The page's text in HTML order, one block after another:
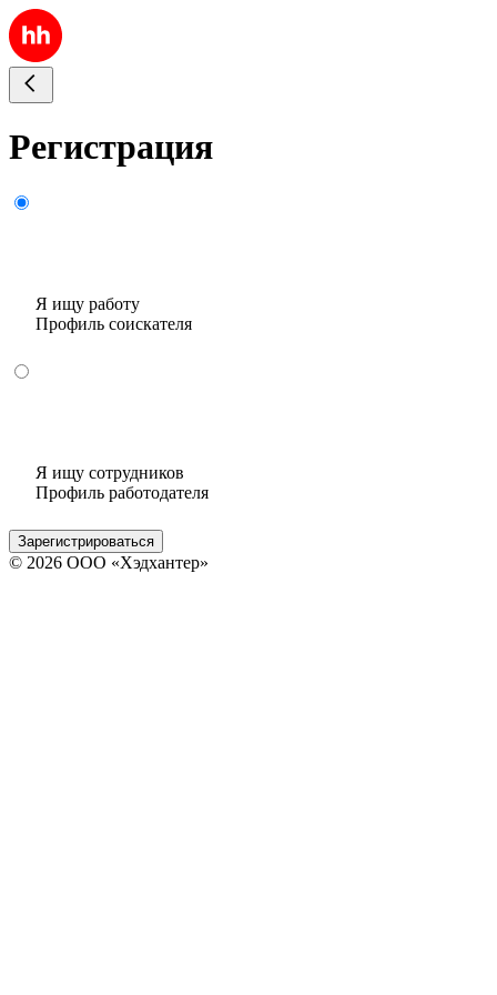
Регистрация
Я ищу работу
Профиль соискателя
Я ищу сотрудников
Профиль работодателя
Зарегистрироваться
© 2026 ООО «Хэдхантер»